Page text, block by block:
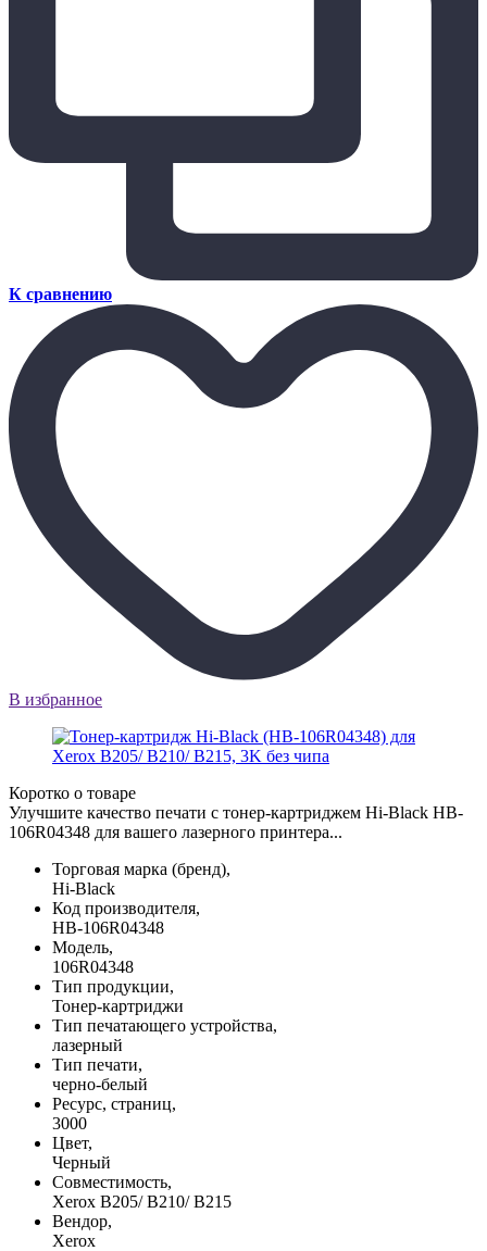
К сравнению
В избранное
Коротко о товаре
Улучшите качество печати с тонер-картриджем Hi-Black HB-
106R04348 для вашего лазерного принтера...
Торговая марка (бренд),
Hi-Black
Код производителя,
HB-106R04348
Модель,
106R04348
Тип продукции,
Тонер-картриджи
Тип печатающего устройства,
лазерный
Тип печати,
черно-белый
Ресурс, страниц,
3000
Цвет,
Черный
Совместимость,
Xerox B205/ B210/ B215
Вендор,
Xerox